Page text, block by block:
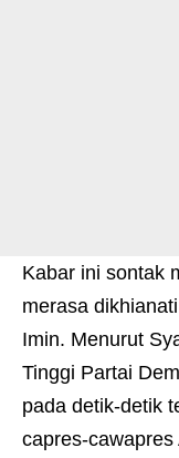
Kabar ini sontak
merasa
Imin. Menurut
Tinggi Partai
pada detik-detik
capres-cawapres